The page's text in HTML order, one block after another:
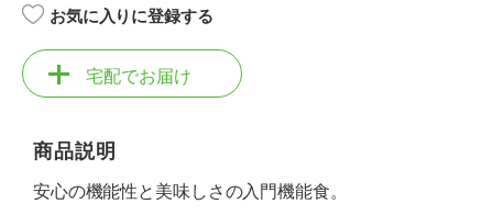
お気に入りに登録する
宅配でお届け
商品説明
安心の機能性と美味しさの入門機能食。